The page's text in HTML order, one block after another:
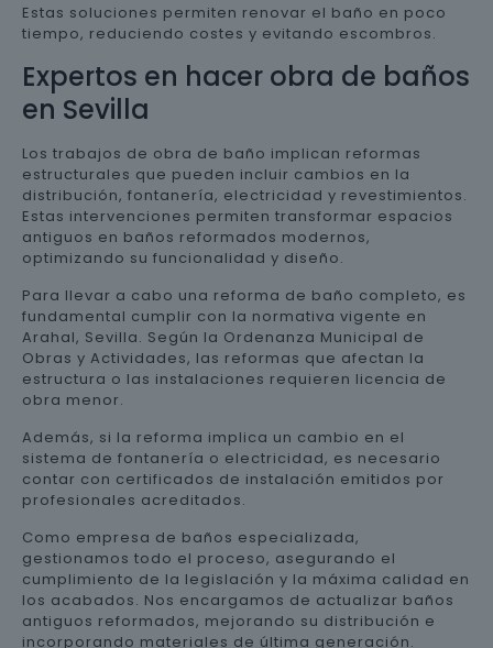
Estas soluciones permiten renovar el baño en poco
tiempo, reduciendo costes y evitando escombros.
Expertos en hacer obra de baños
en Sevilla
Los trabajos de obra de baño implican reformas
estructurales que pueden incluir cambios en la
distribución, fontanería, electricidad y revestimientos.
Estas intervenciones permiten transformar espacios
antiguos en baños reformados modernos,
optimizando su funcionalidad y diseño.
Para llevar a cabo una reforma de baño completo, es
fundamental cumplir con la normativa vigente en
Arahal, Sevilla. Según la Ordenanza Municipal de
Obras y Actividades, las reformas que afectan la
estructura o las instalaciones requieren licencia de
obra menor.
Además, si la reforma implica un cambio en el
sistema de fontanería o electricidad, es necesario
contar con certificados de instalación emitidos por
profesionales acreditados.
Como empresa de baños especializada,
gestionamos todo el proceso, asegurando el
cumplimiento de la legislación y la máxima calidad en
los acabados. Nos encargamos de actualizar baños
antiguos reformados, mejorando su distribución e
incorporando materiales de última generación.